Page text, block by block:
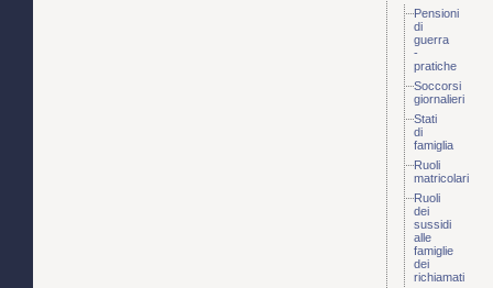
Pensioni
di
guerra
-
pratiche
Soccorsi
giornalieri
Stati
di
famiglia
Ruoli
matricolari
Ruoli
dei
sussidi
alle
famiglie
dei
richiamati